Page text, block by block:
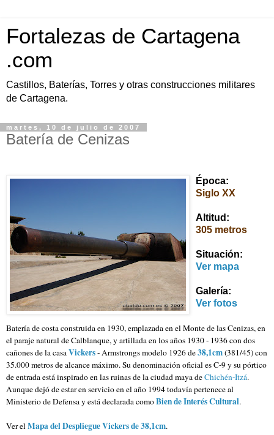
Fortalezas de Cartagena
.com
Castillos, Baterías, Torres y otras construcciones militares
de Cartagena.
martes, 10 de julio de 2007
Batería de Cenizas
Época:
Siglo XX
Altitud:
305 metros
Situación:
Ver mapa
Galería:
Ver fotos
Batería de costa construida en 1930, emplazada en el Monte de las Cenizas, en
el paraje natural de Calblanque, y artillada en los años 1930 - 1936 con dos
cañones de la casaVickers- Armstrongs modelo 1926 de38,1cm(381/45)con
35.000 metros de alcance máximo. Su denominación oficial es C-9 y su pórtico
de entrada está inspirado en las ruinas de la ciudad maya deChichén-Itzá.
Aunque dejó de estar en servicio en el año 1994 todavía pertenece al
Ministerio de Defensa y está declarada comoBien de Interés Cultural.
Ver elMapa del Despliegue Vickers de 38,1cm.